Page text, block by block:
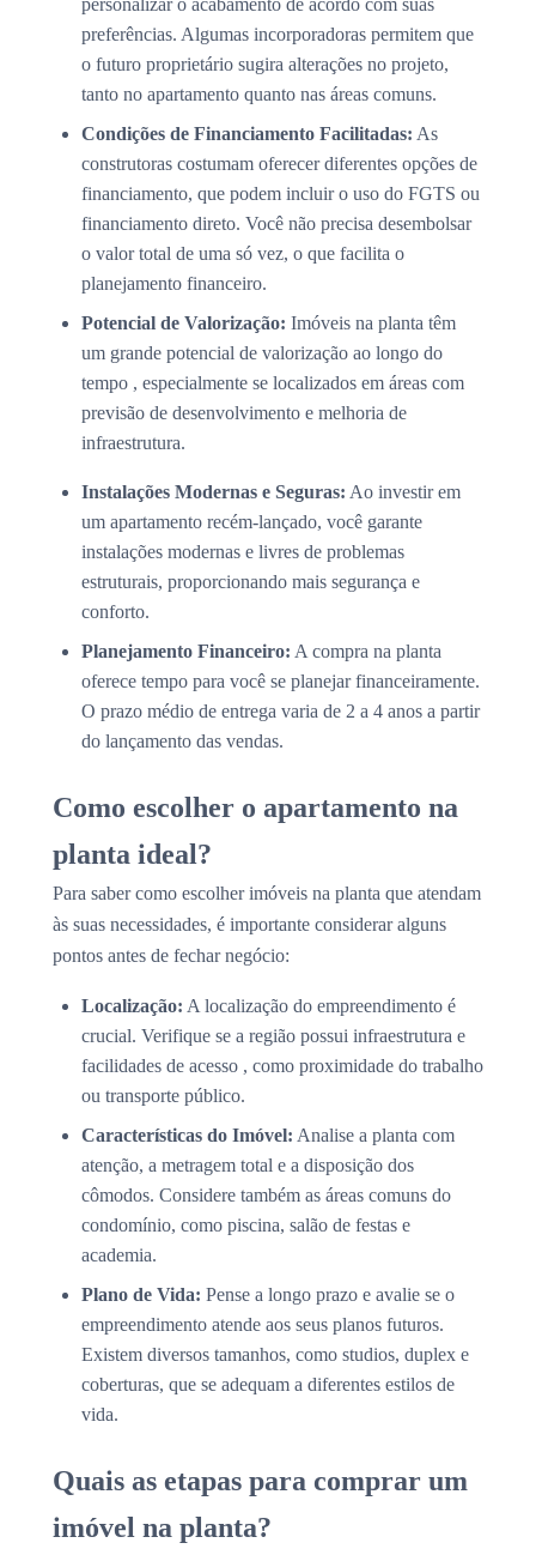
personalizar o acabamento de acordo com suas
preferências. Algumas incorporadoras permitem que
o futuro proprietário sugira alterações no projeto,
tanto no apartamento quanto nas áreas comuns.
Condições de Financiamento Facilitadas: As
construtoras costumam oferecer diferentes opções de
financiamento, que podem incluir o uso do FGTS ou
financiamento direto. Você não precisa desembolsar
o valor total de uma só vez, o que facilita o
planejamento financeiro.
Potencial de Valorização: Imóveis na planta têm
um grande potencial de valorização ao longo do
tempo , especialmente se localizados em áreas com
previsão de desenvolvimento e melhoria de
infraestrutura.
Instalações Modernas e Seguras: Ao investir em
um apartamento recém-lançado, você garante
instalações modernas e livres de problemas
estruturais, proporcionando mais segurança e
conforto.
Planejamento Financeiro: A compra na planta
oferece tempo para você se planejar financeiramente.
O prazo médio de entrega varia de 2 a 4 anos a partir
do lançamento das vendas.
Como escolher o apartamento na
planta ideal?
Para saber como escolher imóveis na planta que atendam
às suas necessidades, é importante considerar alguns
pontos antes de fechar negócio:
Localização: A localização do empreendimento é
crucial. Verifique se a região possui infraestrutura e
facilidades de acesso , como proximidade do trabalho
ou transporte público.
Características do Imóvel: Analise a planta com
atenção, a metragem total e a disposição dos
cômodos. Considere também as áreas comuns do
condomínio, como piscina, salão de festas e
academia.
Plano de Vida: Pense a longo prazo e avalie se o
empreendimento atende aos seus planos futuros.
Existem diversos tamanhos, como studios, duplex e
coberturas, que se adequam a diferentes estilos de
vida.
Quais as etapas para comprar um
imóvel na planta?